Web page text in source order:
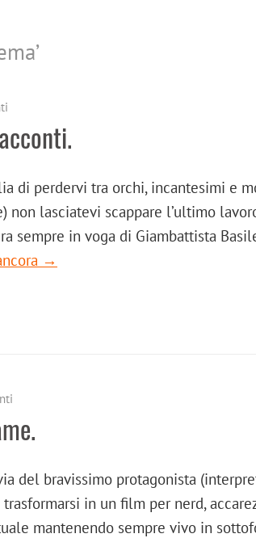
’
di perdervi tra orchi, incantesimi e
non lasciatevi scappare l’ultimo
sempre in voga di Giambattista
→
del bravissimo protagonista
in un film per nerd,
mantenendo sempre vivo in